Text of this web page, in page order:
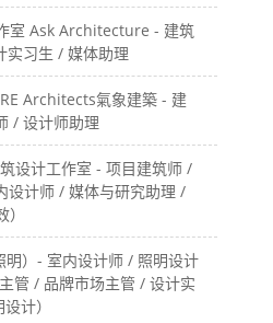
室 Ask Architecture - 建筑
实习生 / 媒体助理
Architects氣象建築 - 建
/ 设计师助理
筑设计工作室 - 项目建筑师 /
设计师 / 媒体与研究助理 /
明）- 室内设计师 / 照明设计
管 / 品牌市场主管 / 设计实
计）